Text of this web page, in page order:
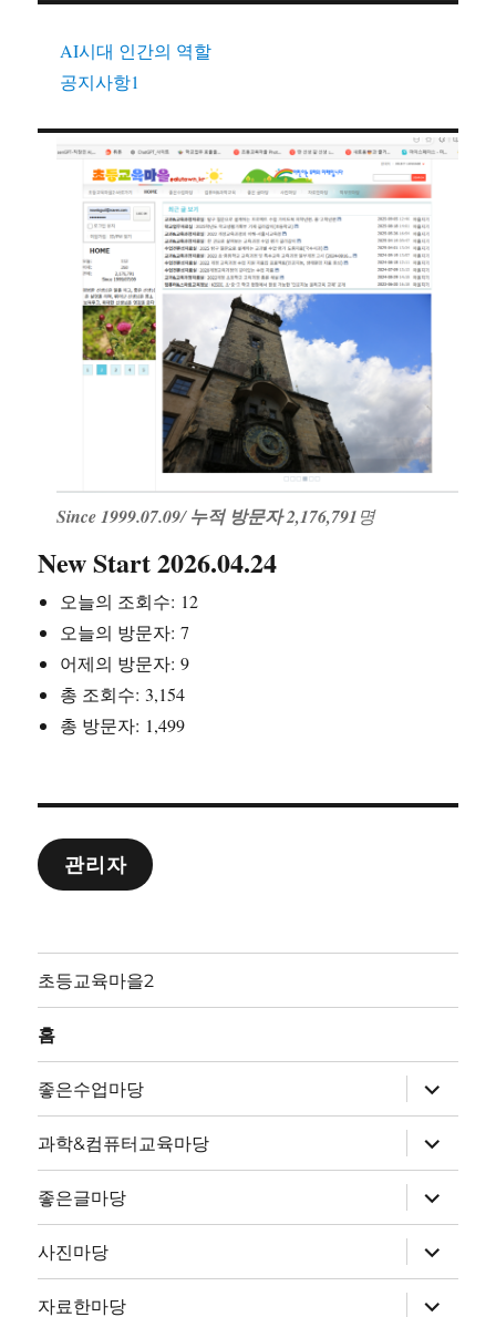
AI시대 인간의 역할
공지사항1
Since 1999.07.09/누적 방문자 2,176,791명
New Start 2026.04.24
오늘의 조회수: 12
오늘의 방문자:7
어제의 방문자:9
총 조회수: 3,154
총 방문자: 1,499
관리자
초등교육마을2
홈
좋은수업마당
위
메
뉴
확
장
과학&컴퓨터교육마당
위
메
뉴
확
장
좋은글마당
위
메
뉴
확
장
사진마당
위
메
뉴
자료한마당